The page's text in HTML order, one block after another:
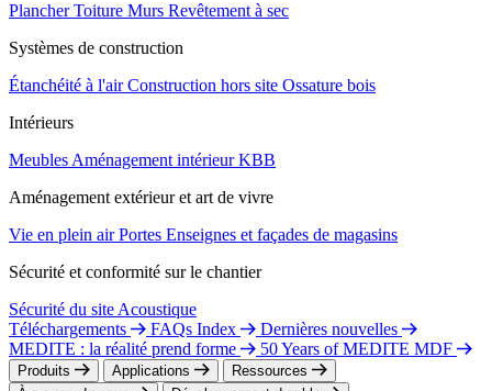
PlancherToiture Murs Revêtement à sec
Systèmes de construction
Étanchéité à l'airConstruction hors site Ossature bois
Intérieurs
Meubles Aménagement intérieurKBB
Aménagement extérieur et art de vivre
Vie en plein airPortes Enseignes et façades de magasins
Sécurité et conformité sur le chantier
Sécurité du site Acoustique
Téléchargements
FAQs Index
Dernières nouvelles
MEDITE : la réalité prend forme
50 Years of MEDITE MDF
Produits Applications
Ressources